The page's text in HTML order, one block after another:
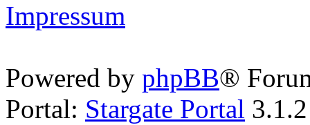
Impressum
Powered by phpBB®
Portal: Stargate Portal